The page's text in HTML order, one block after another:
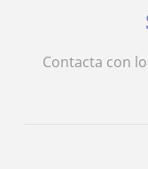
Contacta con